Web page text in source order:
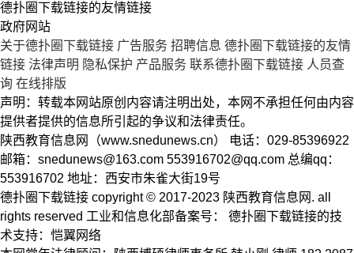
德扑圈下载链接的友情链接
政府网站
关于德扑圈下载链接 广告服务 招聘信息 德扑圈下载链接的友情
链接 法律声明 隐私保护 产品服务 联系德扑圈下载链接 人员查
询 在线排版
声明：转载本网站原创内容请注明出处，本网不承担任何由内容
提供者提供的信息所引起的争议和法律责任。
陕西教育信息网（www.snedunews.cn） 电话：029-85396922
邮箱： snedunews@163.com 553916702@qq.com 总编qq：
553916702 地址：西安市朱雀大街19号
德扑圈下载链接 copyright © 2017-2023 陕西教育信息网. all
rights reserved 工业和信息化部备案号： 德扑圈下载链接的技
术支持：恺翼网络